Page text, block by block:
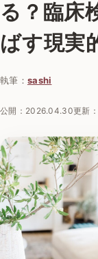
る？臨床
ばす現実
執筆： sashi
公開： 2026.04.30更新：